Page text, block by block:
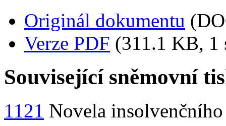
Originál dokumentu
Verze PDF (311.1 KB, 1
Související sněmovní
1121 Novela